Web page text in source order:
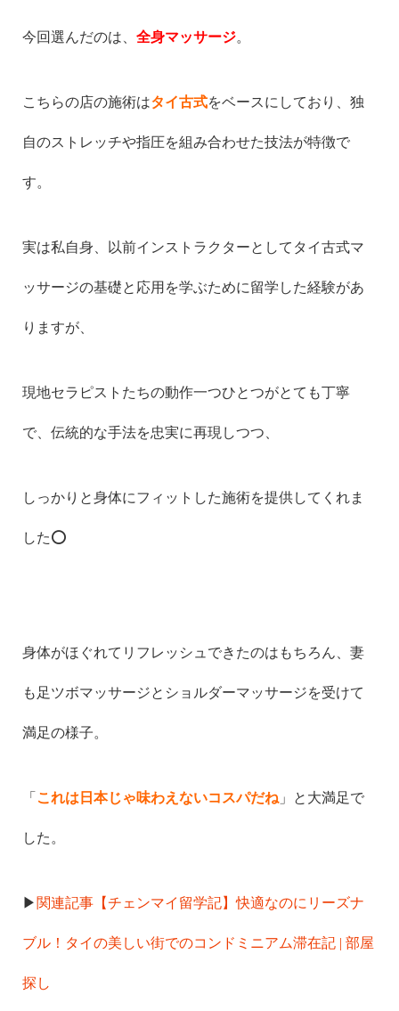
今回選んだのは、 全身マッサージ。
こちらの店の施術はタイ古式をベースにしており、独
自のストレッチや指圧を組み合わせた技法が特徴で
す。
実は私自身、以前インストラクターとしてタイ古式マ
ッサージの基礎と応用を学ぶために留学した経験があ
りますが、
現地セラピストたちの動作一つひとつがとても丁寧
で、伝統的な手法を忠実に再現しつつ、
しっかりと身体にフィットした施術を提供してくれま
した⭕️
身体がほぐれてリフレッシュできたのはもちろん、 妻
も足ツボマッサージとショルダーマッサージを受けて
満足の様子。
「 これは日本じゃ味わえないコスパだね」と大満足で
した。
▶︎ 関連記事【チェンマイ留学記】快適なのにリーズナ
ブル！タイの美しい街でのコンドミニアム滞在記 | 部屋
探し